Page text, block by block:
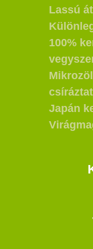
Lassú
100%
Japán